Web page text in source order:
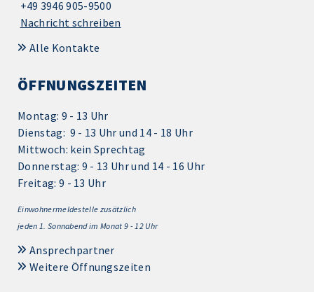
+49 3946 905-9500
Nachricht schreiben
Alle Kontakte
ÖFFNUNGSZEITEN
Montag: 9 - 13 Uhr
Dienstag: 9 - 13 Uhr und 14 - 18 Uhr
Mittwoch: kein Sprechtag
Donnerstag: 9 - 13 Uhr und 14 - 16 Uhr
Freitag: 9 - 13 Uhr
Einwohnermeldestelle zusätzlich
jeden 1. Sonnabend im Monat 9 - 12 Uhr
Ansprechpartner
Weitere Öffnungszeiten